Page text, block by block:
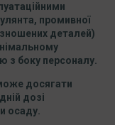
промивної
зношених деталей)
з боку персоналу.
досягати
дозі
осаду.